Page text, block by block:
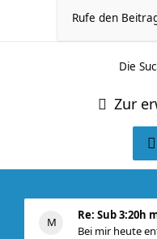
Rufe den
Die
Zur
Bei mir heute